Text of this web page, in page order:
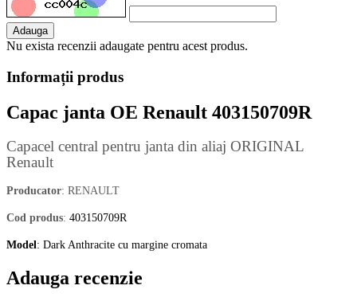
Adauga
Nu exista recenzii adaugate pentru acest produs.
Informații produs
Capac janta OE Renault 403150709R
Capacel central pentru janta din aliaj ORIGINAL
Renault
Producator: RENAULT
Cod produs: 403150709R
Model: Dark Anthracite cu margine cromata
Adauga recenzie